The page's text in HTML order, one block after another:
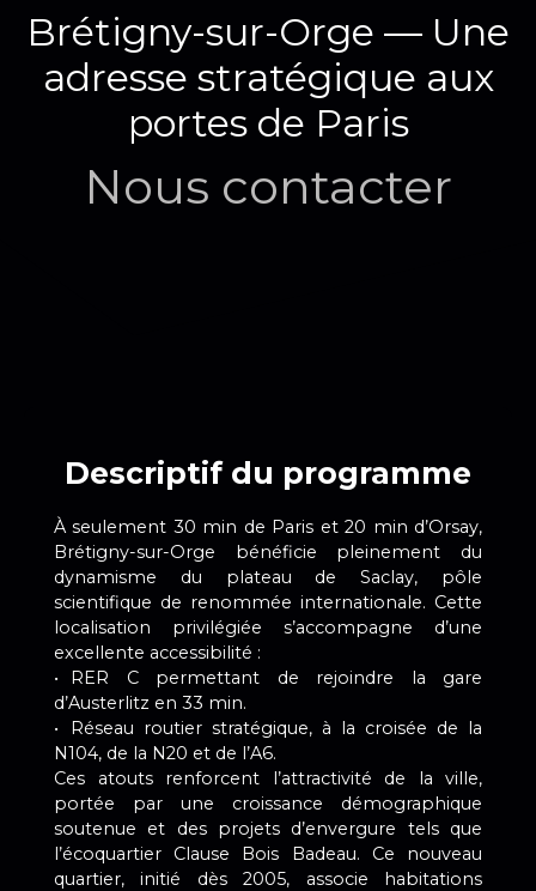
Brétigny-sur-Orge — Une
adresse stratégique aux
portes de Paris
Nous contacter
Descriptif du programme
À seulement 30 min de Paris et 20 min d’Orsay,
Brétigny-sur-Orge bénéficie pleinement du
dynamisme du plateau de Saclay, pôle
scientifique de renommée internationale. Cette
localisation privilégiée s’accompagne d’une
excellente accessibilité :
RER C permettant de rejoindre la gare
d’Austerlitz en 33 min.
Réseau routier stratégique, à la croisée de la
N104, de la N20 et de l’A6.
Ces atouts renforcent l’attractivité de la ville,
portée par une croissance démographique
soutenue et des projets d’envergure tels que
l’écoquartier Clause Bois Badeau. Ce nouveau
quartier, initié dès 2005, associe habitations